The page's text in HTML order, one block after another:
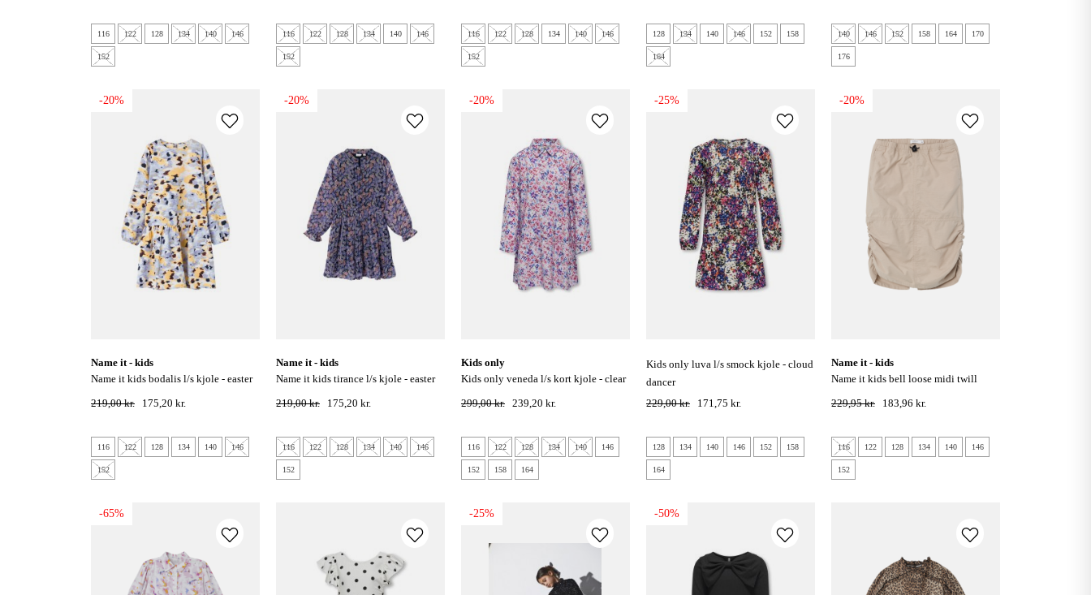
116 122 128 134 140 146
152
116 122 128 134 140 146
152
116 122 128 134 140 146
152
128 134 140 146 152 158
164
140 146 152 158 164 170
176
-20%
name it - kids
name it kids bodalis l/s kjole - easter
219,00 kr. 175,20 kr.
116 122 128 134 140 146
152
-20%
name it - kids
name it kids tirance l/s kjole - easter
219,00 kr. 175,20 kr.
116 122 128 134 140 146
152
-20%
kids only
kids only veneda l/s kort kjole - clear
299,00 kr. 239,20 kr.
116 122 128 134 140 146
152 158 164
-25%
kids only luva l/s smock kjole - cloud
dancer
229,00 kr.
171,75 kr.
128 134 140 146 152 158
164
-20%
name it - kids
name it kids bell loose midi twill
229,95 kr. 183,96 kr.
116 122 128 134 140 146
152
-65% -25% -50%